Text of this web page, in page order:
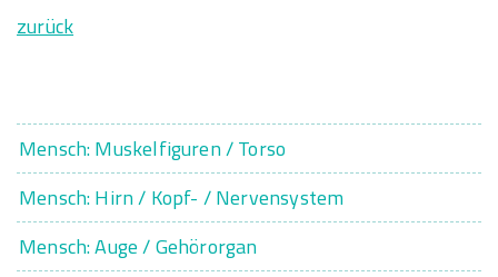
zurück
Mensch: Muskelfiguren / Torso
Mensch: Hirn / Kopf- / Nervensystem
Mensch: Auge / Gehörorgan